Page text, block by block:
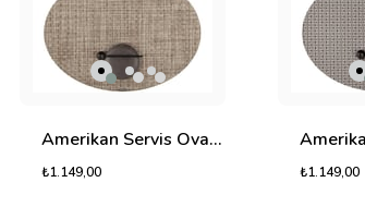
Amerikan Servis Oval Magna
₺1.149,00 ₺1.149,00